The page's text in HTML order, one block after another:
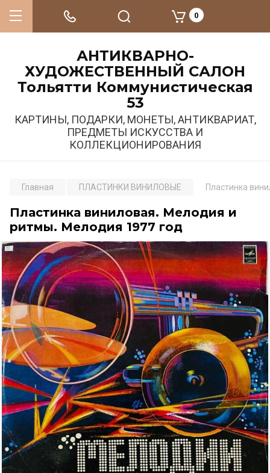
АНТИКВАРНО-
ХУДОЖЕСТВЕННЫЙ САЛОН
Тольятти Коммунистическая
53
КАРТИНЫ, ПОДАРКИ, МОНЕТЫ, АНТИКВАРИАТ,
ПРЕДМЕТЫ ИСКУССТВА И
КОЛЛЕКЦИОНИРОВАНИЯ
0
Главная ПЛАСТИНКИ ВИНИЛОВЫЕ Пластинка
Пластинка виниловая. Мелодия и
ритмы. Мелодия 1977 год